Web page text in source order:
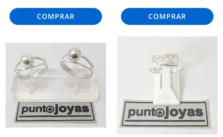
COMPRAR COMPRAR